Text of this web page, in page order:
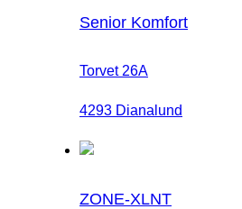
Senior Komfort
Torvet 26A
4293 Dianalund
ZONE-XLNT